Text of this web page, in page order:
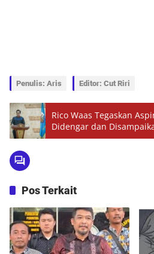
Penulis: Aris Editor: Cut Riri
Rico Waas Tegaskan
Didengar dan
Pos Terkait